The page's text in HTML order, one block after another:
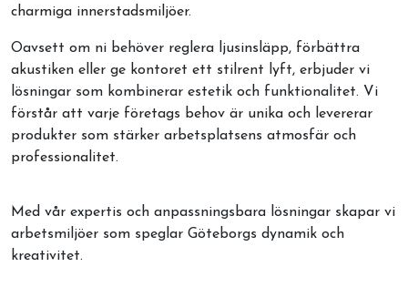
charmiga innerstadsmiljöer.
Oavsett om ni behöver reglera ljusinsläpp, förbättra
akustiken eller ge kontoret ett stilrent lyft, erbjuder vi
lösningar som kombinerar estetik och funktionalitet. Vi
förstår att varje företags behov är unika och levererar
produkter som stärker arbetsplatsens atmosfär och
professionalitet.
Med vår expertis och anpassningsbara lösningar skapar vi
arbetsmiljöer som speglar Göteborgs dynamik och
kreativitet.